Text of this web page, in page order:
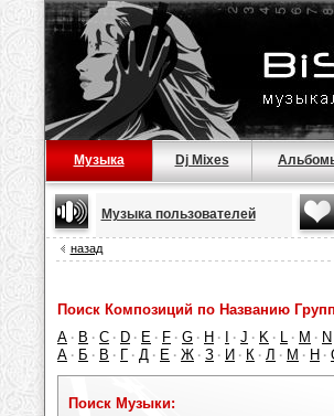
Музыка Dj Mixes
Музыка пользователей
назад
Поиск Композиций по Названию
A · B · C · D · E · F · G · H · · J · K · L · M · N
А · Б · В · Г · Д · Е · Ж · З · И · К · Л · М · Н ·
Поиск Музыки: